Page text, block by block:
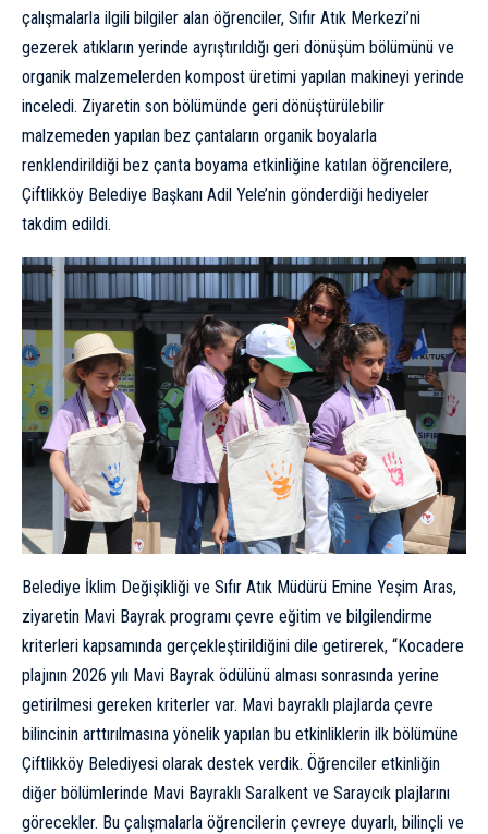
çalışmalarla ilgili bilgiler alan öğrenciler, Sıfır Atık Merkezi’ni
gezerek atıkların yerinde ayrıştırıldığı geri dönüşüm bölümünü ve
organik malzemelerden kompost üretimi yapılan makineyi yerinde
inceledi. Ziyaretin son bölümünde geri dönüştürülebilir
malzemeden yapılan bez çantaların organik boyalarla
renklendirildiği bez çanta boyama etkinliğine katılan öğrencilere,
Çiftlikköy Belediye Başkanı Adil Yele’nin gönderdiği hediyeler
takdim edildi.
Belediye İklim Değişikliği ve Sıfır Atık Müdürü Emine Yeşim Aras,
ziyaretin Mavi Bayrak programı çevre eğitim ve bilgilendirme
kriterleri kapsamında gerçekleştirildiğini dile getirerek, “Kocadere
plajının 2026 yılı Mavi Bayrak ödülünü alması sonrasında yerine
getirilmesi gereken kriterler var. Mavi bayraklı plajlarda çevre
bilincinin arttırılmasına yönelik yapılan bu etkinliklerin ilk bölümüne
Çiftlikköy Belediyesi olarak destek verdik. Öğrenciler etkinliğin
diğer bölümlerinde Mavi Bayraklı Saralkent ve Saraycık plajlarını
görecekler. Bu çalışmalarla öğrencilerin çevreye duyarlı, bilinçli ve